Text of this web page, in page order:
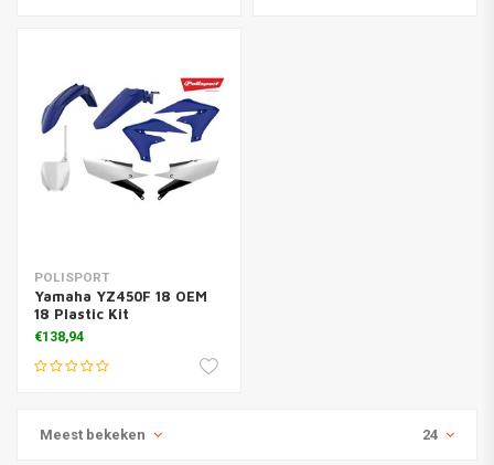
POLISPORT
Yamaha YZ450F 18 OEM
18 Plastic Kit
€138,94
Meest bekeken 24